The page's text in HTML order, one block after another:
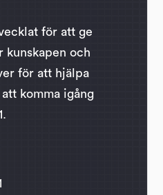
för att ge
kunskapen och
för att hjälpa
komma igång